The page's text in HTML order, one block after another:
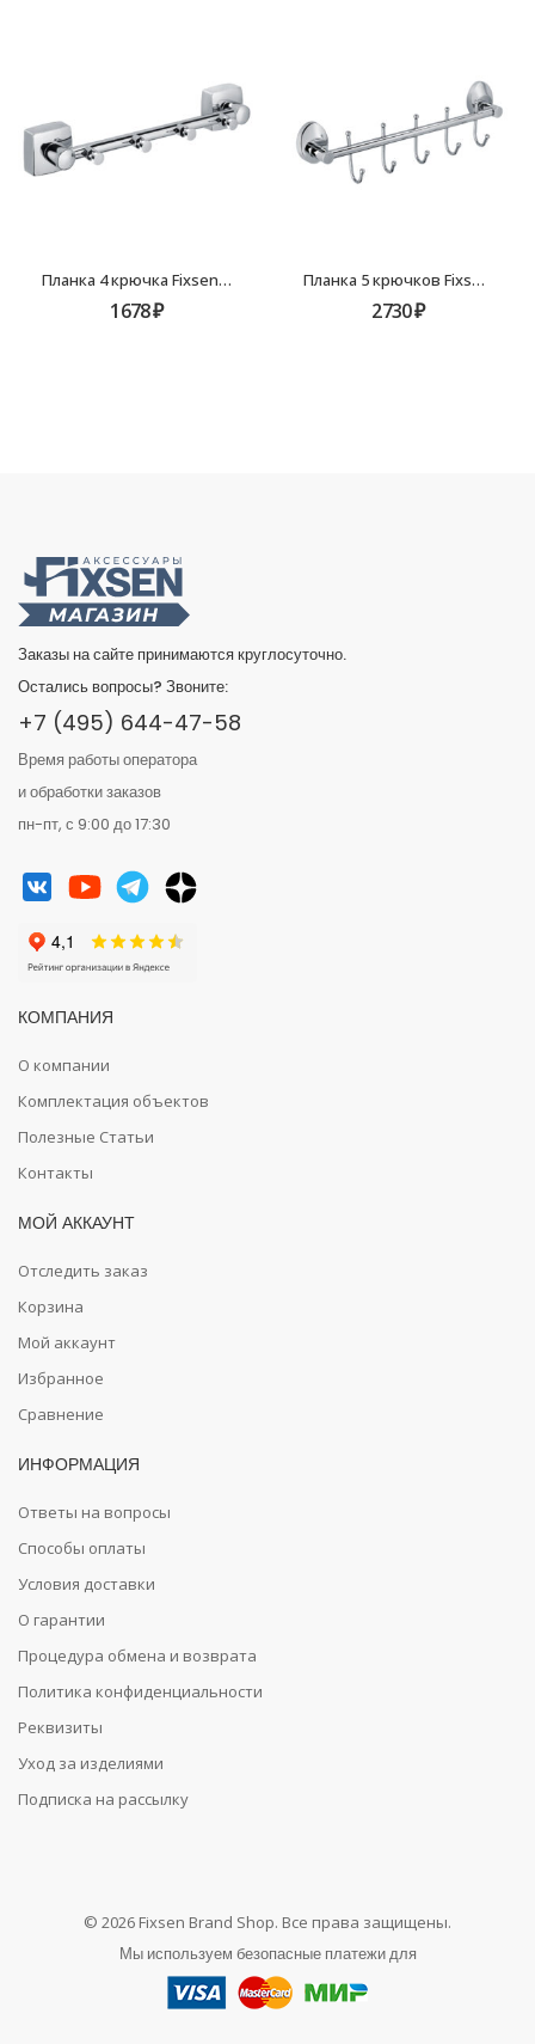
Планка 4 крючка Fixsen Kvadro FX-61305-4
1678₽
Планка 5 крючков Fixsen Europa FX-21805-5
2730₽
Заказы на сайте принимаются круглосуточно.
Остались вопросы? Звоните:
+7 (495) 644-47-58
Время работы оператора
и обработки заказов
пн-пт, с 9:00 до 17:30
КОМПАНИЯ
О компании
Комплектация объектов
Полезные Статьи
Контакты
МОЙ АККАУНТ
Отследить заказ
Корзина
Мой аккаунт
Избранное
Сравнение
ИНФОРМАЦИЯ
Ответы на вопросы
Способы оплаты
Условия доставки
О гарантии
Процедура обмена и возврата
Политика конфиденциальности
Реквизиты
Уход за изделиями
Подписка на рассылку
© 2026 Fixsen Brand Shop. Все права защищены.
Мы используем безопасные платежи для